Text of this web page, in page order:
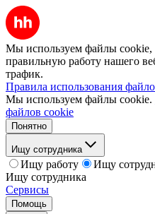
Мы используем файлы cookie,
правильную работу нашего
трафик.
Правила использования
Мы используем файлы cookie.
файлов cookie
Понятно
Ищу сотрудника
Ищу работу
Ищу
Ищу сотрудника
Сервисы
Помощь